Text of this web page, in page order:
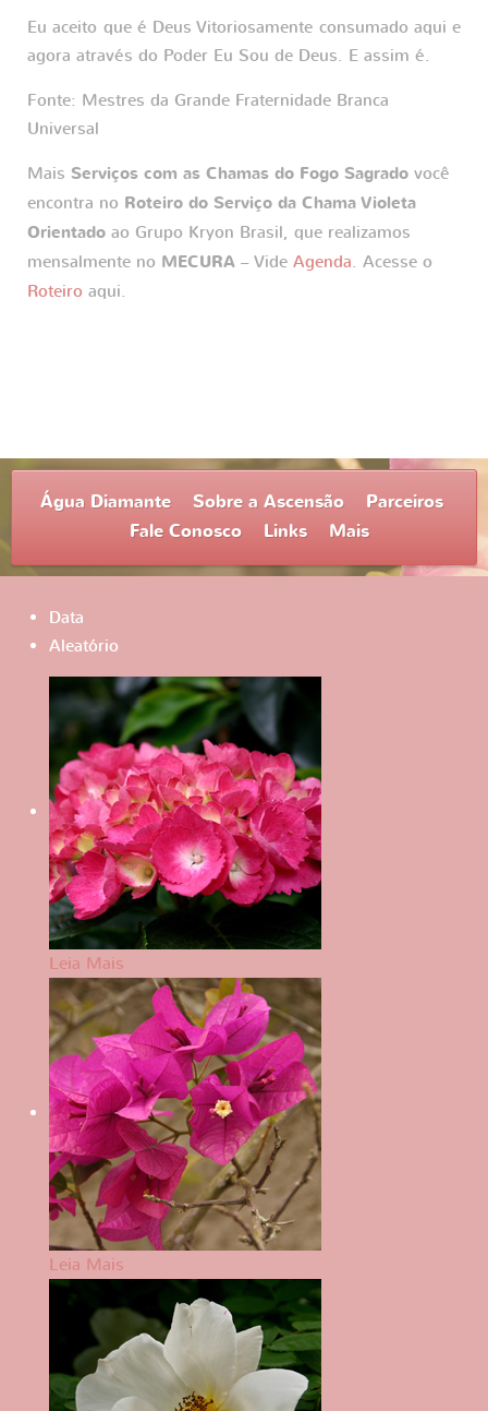
Eu aceito que é Deus Vitoriosamente consumado aqui e
agora através do Poder Eu Sou de Deus. E assim é.
Fonte: Mestres da Grande Fraternidade Branca
Universal
Mais Serviços com as Chamas do Fogo Sagrado você
encontra no Roteiro do Serviço da Chama Violeta
Orientado ao Grupo Kryon Brasil, que realizamos
mensalmente no MECURA – Vide Agenda. Acesse o
Roteiro aqui.
Água Diamante Sobre a Ascensão
Parceiros
Fale Conosco
Links Mais
Data
Aleatório
Leia Mais
Leia Mais